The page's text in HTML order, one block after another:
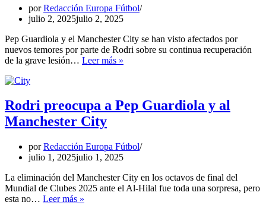
Madrid
porRedacción Europa Fútbol
julio 2, 2025julio 2, 2025
Pep Guardiola y el Manchester City se han visto afectados por
nuevos temores por parte de Rodri sobre su continua recuperación
de la grave lesión… Leer más »
enfrenta
a
con
Rodri
Rodri preocupa a Pep Guardiola y al
Manchester City
porRedacción Europa Fútbol
julio 1, 2025julio 1, 2025
La eliminación del Manchester City en los octavos de final del
Mundial de Clubes 2025 ante el Al-Hilal fue toda una sorpresa, pero
esta no… Leer más »